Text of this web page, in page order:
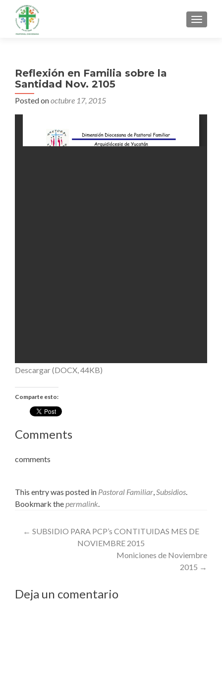
MENU
Reflexión en Familia sobre la
Santidad Nov. 2105
Posted onoctubre 17, 2015
Descargar (DOCX, 44KB)
Comparte esto:
Comments
comments
This entry was posted in Pastoral Familiar,Subsidios.
Bookmark thepermalink.
Post
navigation
← SUBSIDIO PARA PCP’s CONTITUIDAS MES DE
NOVIEMBRE 2015
Moniciones de Noviembre
2015 →
Deja un comentario